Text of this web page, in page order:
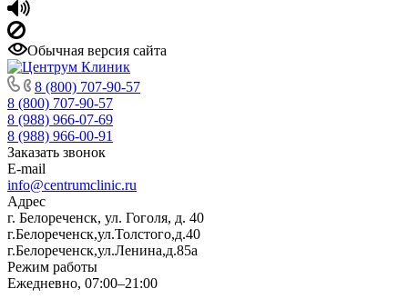
Обычная версия сайта
8 (800) 707-90-57
8 (800) 707-90-57
8 (988) 966-07-69
8 (988) 966-00-91
Заказать звонок
E-mail
info@centrumclinic.ru
Адрес
г. Белореченск, ул. Гоголя, д. 40
г.Белореченск,ул.Толстого,д.40
г.Белореченск,ул.Ленина,д.85а
Режим работы
Ежедневно, 07:00–21:00